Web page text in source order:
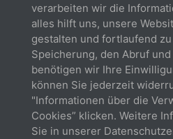
XC971 | LQ120
XC974 | LQ240.W.ARGB
XC975 | LQ240
XC976 | LQ240.RGB
XC977 | LQ240.ARGB
XC978 | LQ360
XC980 | LQ360.ARGB
verarbeiten wir die
alles hilft uns, unsere
gestalten und fortlaufend
Speicherung, den Abruf
benötigen wir Ihre
können Sie jederzeit
"Informationen über die
Cookies” klicken. Weitere
Sie in unserer